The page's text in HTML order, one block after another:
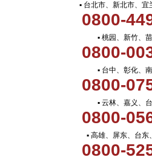
▪ 台北市、新北市、宜
0800-
▪ 桃园、新竹、
0800-
▪ 台中、彰化、
0800-
▪ 云林、嘉义、
0800-
▪ 高雄、屏东、台东
0800-